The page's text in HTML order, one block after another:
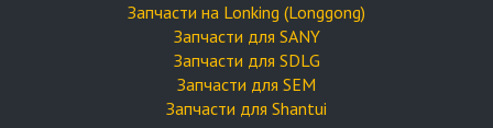
Запчасти на Lonking (Longgong)
Запчасти для SANY
Запчасти для SDLG
Запчасти для SEM
Запчасти для Shantui